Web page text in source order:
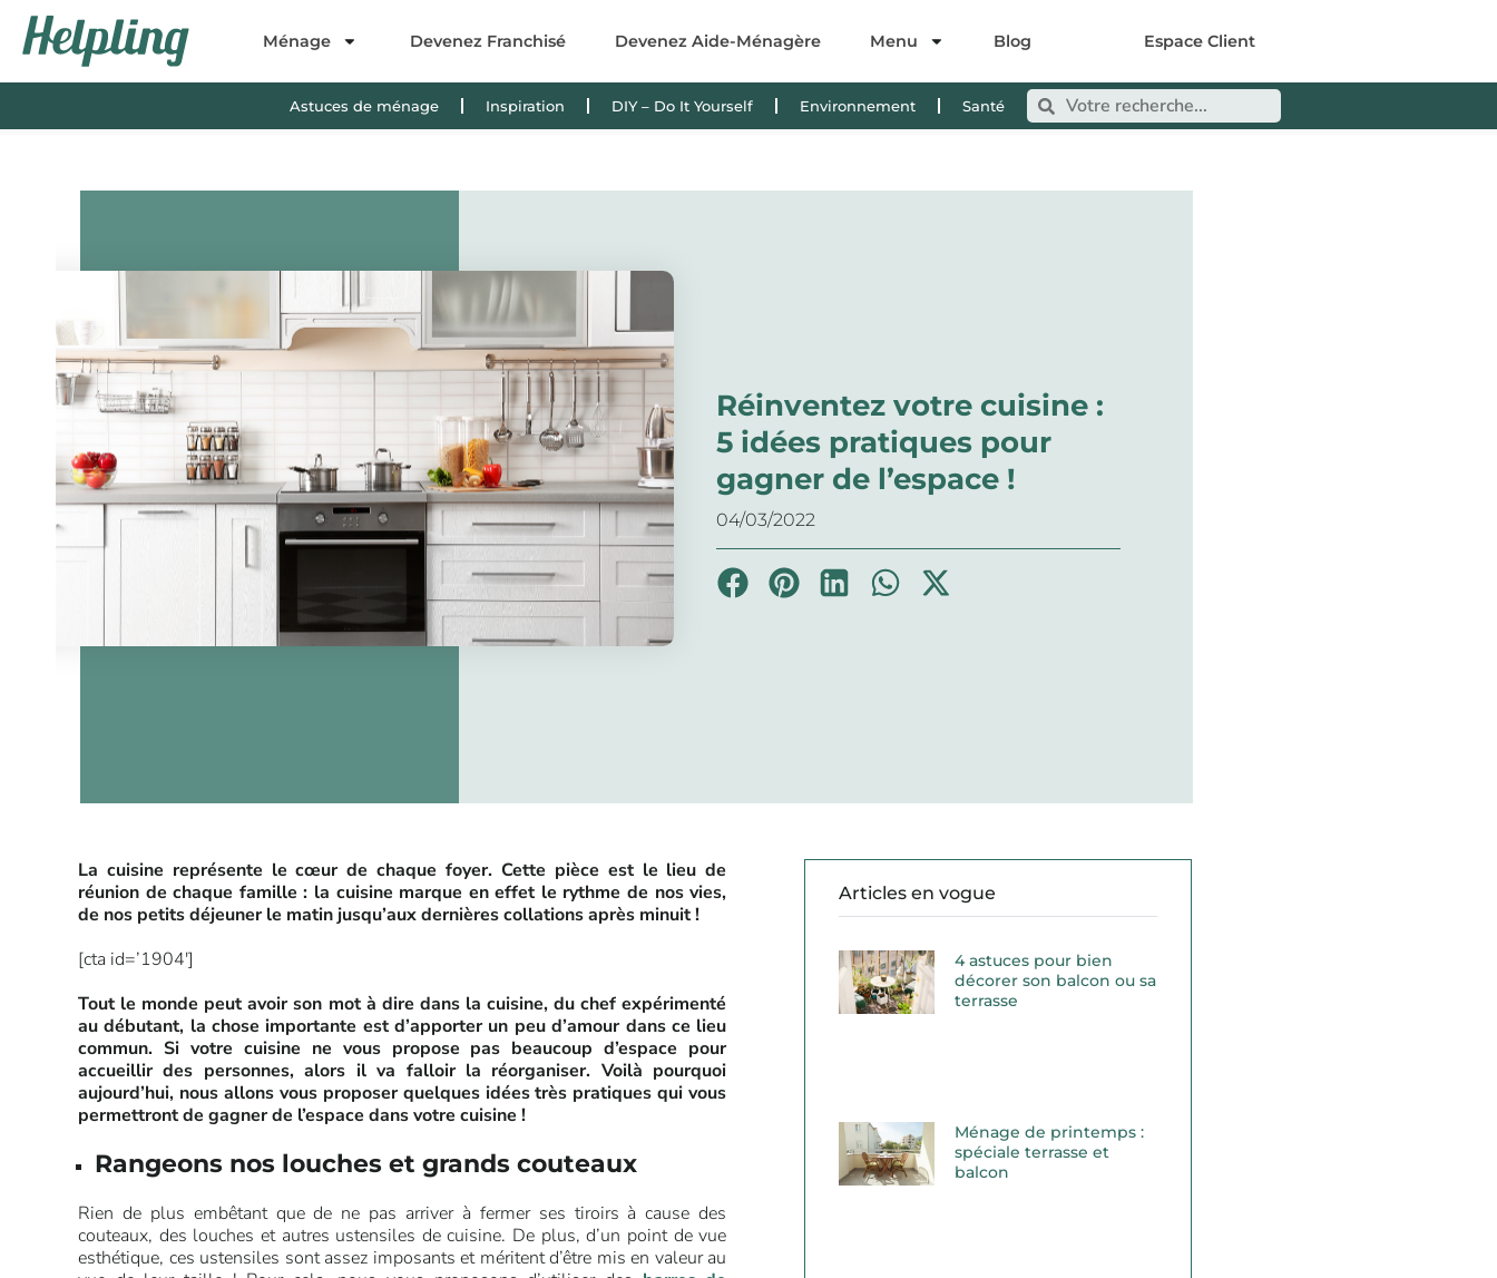
Ménage Devenez Franchisé Devenez Aide-Ménagère Menu Blog Espace Client
Astuces de ménage Inspiration DIY – Do It Yourself Environnement Santé
Réinventez votre cuisine :
5 idées pratiques pour
gagner de l’espace !
04/03/2022
La cuisine représente le cœur de chaque foyer. Cette pièce est le lieu de
réunion de chaque famille : la cuisine marque en effet le rythme de nos vies,
de nos petits déjeuner le matin jusqu’aux dernières collations après minuit !
[cta id=’1904′]
Tout le monde peut avoir son mot à dire dans la cuisine, du chef expérimenté
au débutant, la chose importante est d’apporter un peu d’amour dans ce lieu
commun. Si votre cuisine ne vous propose pas beaucoup d’espace pour
accueillir des personnes, alors il va falloir la réorganiser. Voilà pourquoi
aujourd’hui, nous allons vous proposer quelques idées très pratiques qui vous
permettront de gagner de l’espace dans votre cuisine !
Rangeons nos louches et grands couteaux
Rien de plus embêtant que de ne pas arriver à fermer ses tiroirs à cause des
couteaux, des louches et autres ustensiles de cuisine. De plus, d’un point de vue
esthétique, ces ustensiles sont assez imposants et méritent d’être mis en valeur au
Articles en vogue
4 astuces pour bien
décorer son balcon ou sa
terrasse
Ménage de printemps :
spéciale terrasse et
balcon